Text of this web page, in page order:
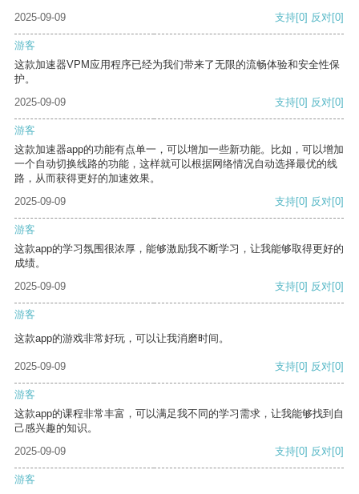
2025-09-09 支持[0] 反对[0]
游客
这款加速器VPM应用程序已经为我们带来了无限的流畅体验和安全性保
护。
2025-09-09
支持[0] 反对[0]
游客
这款加速器app的功能有点单一，可以增加一些新功能。比如，可以增加
一个自动切换线路的功能，这样就可以根据网络情况自动选择最优的线
路，从而获得更好的加速效果。
2025-09-09
支持[0] 反对[0]
游客
这款app的学习氛围很浓厚，能够激励我不断学习，让我能够取得更好的
成绩。
2025-09-09
支持[0] 反对[0]
游客
这款app的游戏非常好玩，可以让我消磨时间。
2025-09-09 支持[0] 反对[0]
游客
这款app的课程非常丰富，可以满足我不同的学习需求，让我能够找到自
己感兴趣的知识。
2025-09-09
支持[0] 反对[0]
游客